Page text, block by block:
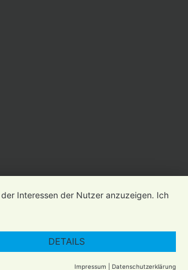
Interessen der Nutzer anzuzeigen. Ich
DETAILS
Impressum Datenschutzerklärung